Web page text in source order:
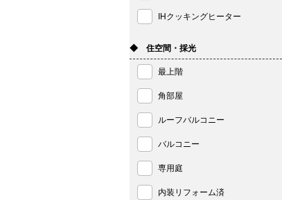
IHクッキングヒーター
◆ 住空間・採光
最上階
角部屋
ルーフバルコニー
バルコニー
専用庭
内装リフォーム済